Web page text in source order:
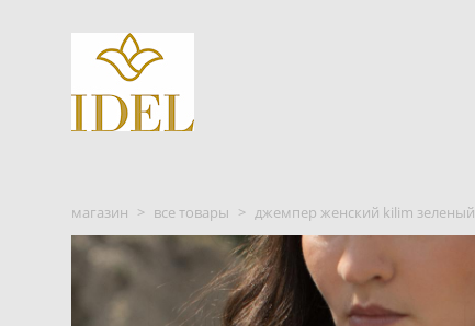
магазин > все товары > джемпер женский kilim зеленый